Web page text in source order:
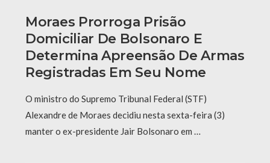
Moraes Prorroga Prisão
Domiciliar De Bolsonaro E
Determina Apreensão De Armas
Registradas Em Seu Nome
O ministro do Supremo Tribunal Federal (STF)
Alexandre de Moraes decidiu nesta sexta-feira (3)
manter o ex-presidente Jair Bolsonaro em …